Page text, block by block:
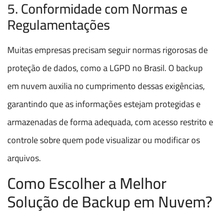
5. Conformidade com Normas e
Regulamentações
Muitas empresas precisam seguir normas rigorosas de
proteção de dados, como a LGPD no Brasil. O backup
em nuvem auxilia no cumprimento dessas exigências,
garantindo que as informações estejam protegidas e
armazenadas de forma adequada, com acesso restrito e
controle sobre quem pode visualizar ou modificar os
arquivos.
Como Escolher a Melhor
Solução de Backup em Nuvem?